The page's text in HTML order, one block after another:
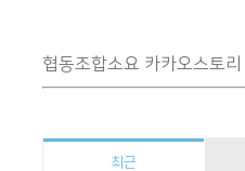
협동조합소요 카카오스토리
최근